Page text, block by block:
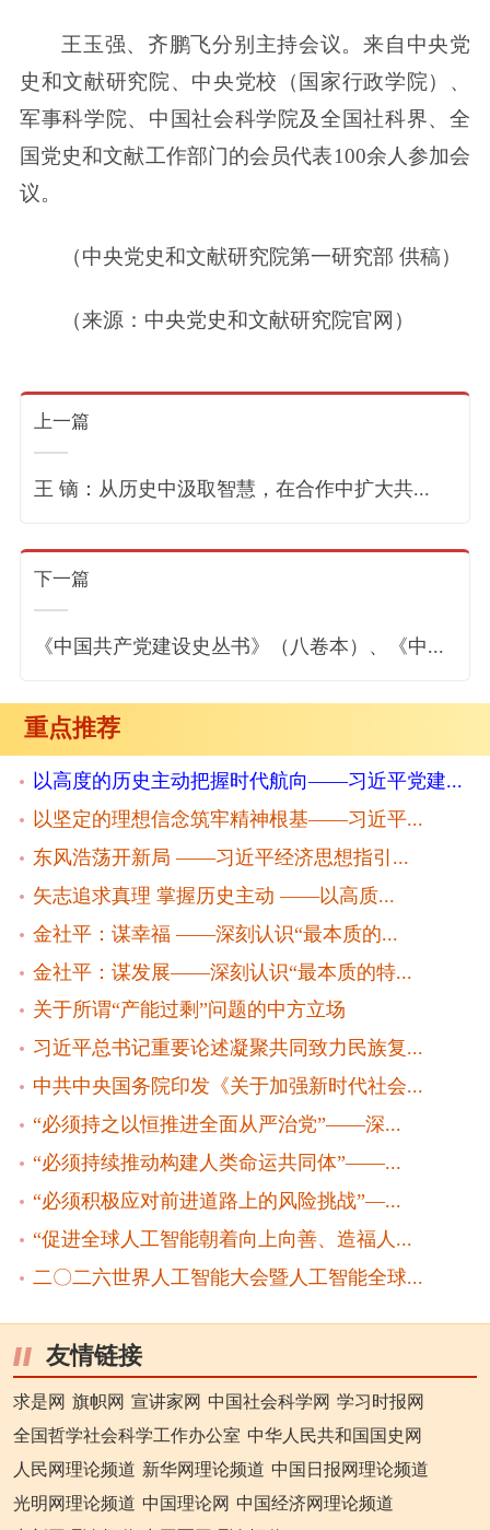
王玉强、齐鹏飞分别主持会议。来自中央党
史和文献研究院、中央党校（国家行政学院）、
军事科学院、中国社会科学院及全国社科界、全
国党史和文献工作部门的会员代表100余人参加会
议。
（中央党史和文献研究院第一研究部 供稿）
（来源：中央党史和文献研究院官网）
上一篇
王 镝：从历史中汲取智慧，在合作中扩大共...
下一篇
《中国共产党建设史丛书》（八卷本）、《中...
重点推荐
以高度的历史主动把握时代航向——习近平党建...
以坚定的理想信念筑牢精神根基——习近平...
东风浩荡开新局 ——习近平经济思想指引...
矢志追求真理 掌握历史主动 ——以高质...
金社平：谋幸福 ——深刻认识“最本质的...
金社平：谋发展——深刻认识“最本质的特...
关于所谓“产能过剩”问题的中方立场
习近平总书记重要论述凝聚共同致力民族复...
中共中央国务院印发《关于加强新时代社会...
“必须持之以恒推进全面从严治党”——深...
“必须持续推动构建人类命运共同体”——...
“必须积极应对前进道路上的风险挑战”—...
“促进全球人工智能朝着向上向善、造福人...
二〇二六世界人工智能大会暨人工智能全球...
友情链接
求是网 旗帜网 宣讲家网 中国社会科学网 学习时报网
全国哲学社会科学工作办公室 中华人民共和国国史网
人民网理论频道 新华网理论频道 中国日报网理论频道
光明网理论频道 中国理论网 中国经济网理论频道